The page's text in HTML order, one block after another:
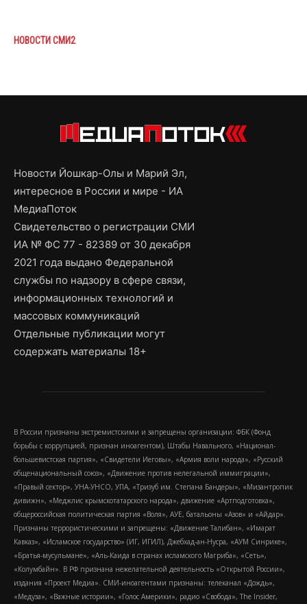
НОВОСТИ СМИ2
Новости Йошкар-Олы и Марий Эл,
интересное в России и мире - ИА
МедиаПоток
Свидетельство о регистрации СМИ
ИА № ФС 77 - 82389 от 30 декабря
2021 года выдано Федеральной
службы по надзору в сфере связи,
информационных технологий и
массовых коммуникаций
Отдельные публикации могут
содержать материалы 18+
В России признаны экстремистскими и запрещены организации: ФБК (Фонд
борьбы с коррупцией, признан иноагентом), Штабы Навального, «Национал-
большевистская партия», «Свидетели Иеговы», «Армия воли народа», «Русский
общенациональный союз», «Движение против нелегальной иммиграции»,
«Правый сектор», УНА-УНСО, УПА, «Тризуб им. Степана Бандеры», «Мизантропик
дивижн», «Меджлис крымскотатарского народа», движение «Артподготовка»,
общероссийская политическая партия «Воля», АУЕ, батальоны «Азов» и «Айдар».
Признаны террористическими и запрещены: «Движение Талибан», «Имарат
Кавказ», «Исламское государство» (ИГ, ИГИЛ), Джебхад-ан-Нусра, «АУМ Синрике»,
«Братья-мусульмане», «Аль-Каида в странах исламского Магриба», «Сеть»,
«Колумбайн». В РФ признана нежелательной деятельность «Открытой России»,
издания «Проект Медиа». СМИ-иноагентами признаны: телеканал «Дождь»,
«Медуза», «Важные истории», «Голос Америки», радио «Свобода», The Insider,